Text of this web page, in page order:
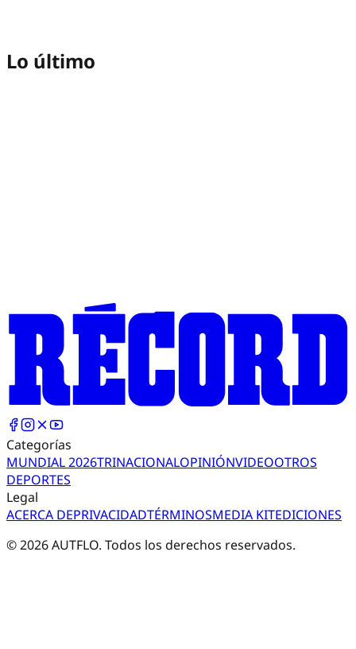
Lo último
Categorías
MUNDIAL 2026TRINACIONALOPINIÓNVIDEOOTROS
DEPORTES
Legal
ACERCA DEPRIVACIDADTÉRMINOSMEDIA KITEDICIONES
©2026AUTFLO. Todos los derechos reservados.